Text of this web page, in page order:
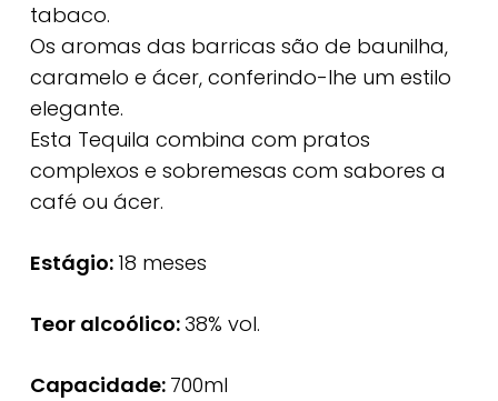
tabaco.
Os aromas das barricas são de baunilha,
caramelo e ácer, conferindo-lhe um estilo
elegante.
Esta Tequila combina com pratos
complexos e sobremesas com sabores a
café ou ácer.
Estágio: 18 meses
Teor alcoólico: 38% vol.
Capacidade: 700ml